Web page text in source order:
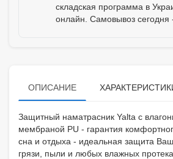
складская программа в
онлайн. Самовывоз сегодня
ОПИСАНИЕ
Защитный наматрасник Yalta с
мембраной PU - гарантия
сна и отдыха - идеальная защита
грязи, пыли и любых влажных